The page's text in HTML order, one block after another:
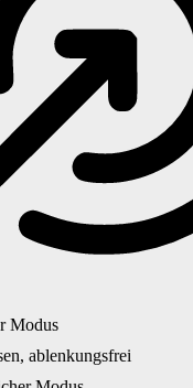
Modus
ablenkungsfrei